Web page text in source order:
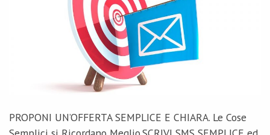
PROPONI UN’OFFERTA SEMPLICE E CHIARA. Le Cose